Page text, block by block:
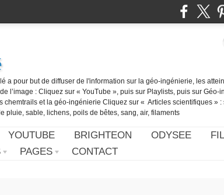
a pour but de diffuser de l'information sur la géo-ingénierie, les
l’image : Cliquez sur « YouTube », puis sur Playlists, puis sur
chemtrails et la géo-ingénierie Cliquez sur « Articles scientifiques »
pluie, sable, lichens, poils de bêtes, sang, air, filaments
YOUTUBE BRIGHTEON ODYSEE
PAGES CONTACT